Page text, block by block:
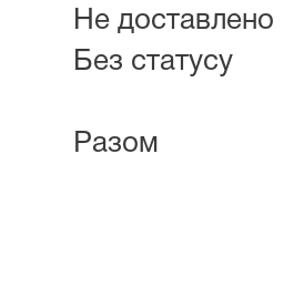
Не доставлено
Без
Разом